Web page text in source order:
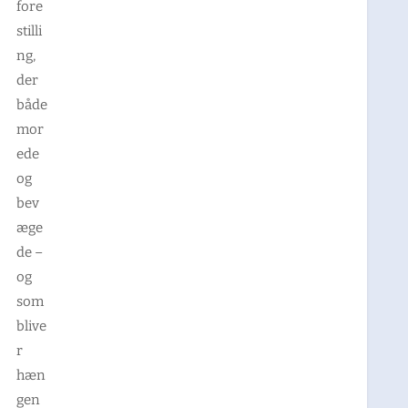
fore
stilli
ng,
der
både
mor
ede
og
bev
æge
de –
og
som
blive
r
hæn
gen